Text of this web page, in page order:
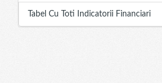
Tabel Cu Toti Indicatorii Financiari